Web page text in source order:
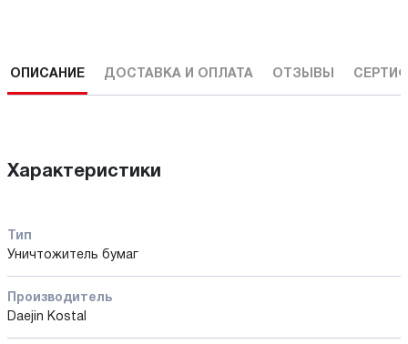
ОПИСАНИЕ ДОСТАВКА И ОПЛАТА ОТЗЫВЫ
Характеристики
Тип
Уничтожитель бумаг
Производитель
Daejin Kostal